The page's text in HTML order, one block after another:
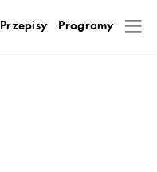
Przepisy Programy